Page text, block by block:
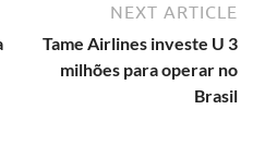
NEXT ARTICLE
Tame Airlines investe U 3
milhões para operar no
Brasil